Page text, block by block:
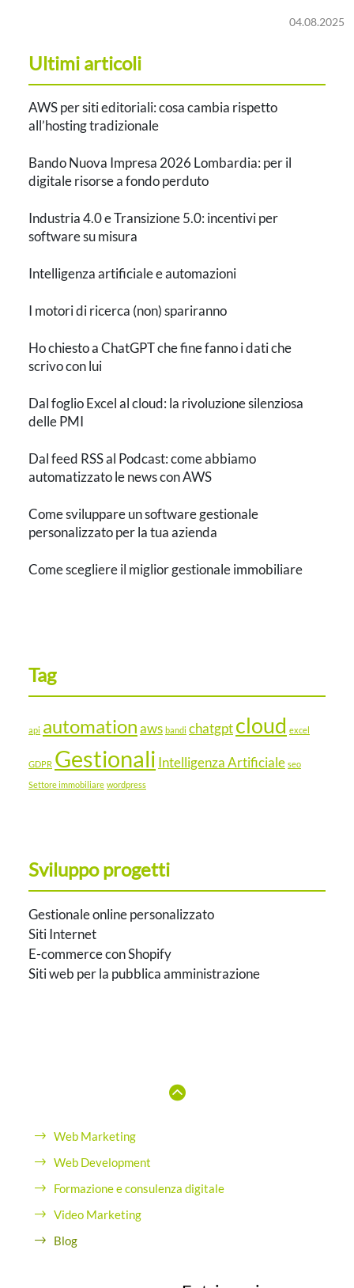
04.08.2025
Ultimi articoli
AWS per siti editoriali: cosa cambia rispetto
all’hosting tradizionale
Bando Nuova Impresa 2026 Lombardia: per il
digitale risorse a fondo perduto
Industria 4.0 e Transizione 5.0: incentivi per
software su misura
Intelligenza artificiale e automazioni
I motori di ricerca (non) spariranno
Ho chiesto a ChatGPT che fine fanno i dati che
scrivo con lui
Dal foglio Excel al cloud: la rivoluzione silenziosa
delle PMI
Dal feed RSS al Podcast: come abbiamo
automatizzato le news con AWS
Come sviluppare un software gestionale
personalizzato per la tua azienda
Come scegliere il miglior gestionale immobiliare
Tag
api automationaws bandi chatgptcloud excel
GDPR Gestionali Intelligenza Artificiale seo
Settore immobiliare wordpress
Sviluppo progetti
Gestionale online personalizzato
Siti Internet
E-commerce con Shopify
Siti web per la pubblica amministrazione
Web Marketing
Web Development
Formazione e consulenza digitale
Video Marketing
Blog